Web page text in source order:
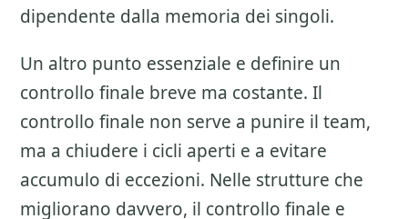
dipendente dalla memoria dei singoli.
Un altro punto essenziale e definire un
controllo finale breve ma costante. Il
controllo finale non serve a punire il team,
ma a chiudere i cicli aperti e a evitare
accumulo di eccezioni. Nelle strutture che
migliorano davvero, il controllo finale e